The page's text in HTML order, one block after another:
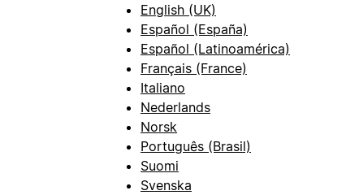
English (UK)
Español (España)
Español (Latinoamérica)
Français (France)
Italiano
Nederlands
Norsk
Português (Brasil)
Suomi
Svenska